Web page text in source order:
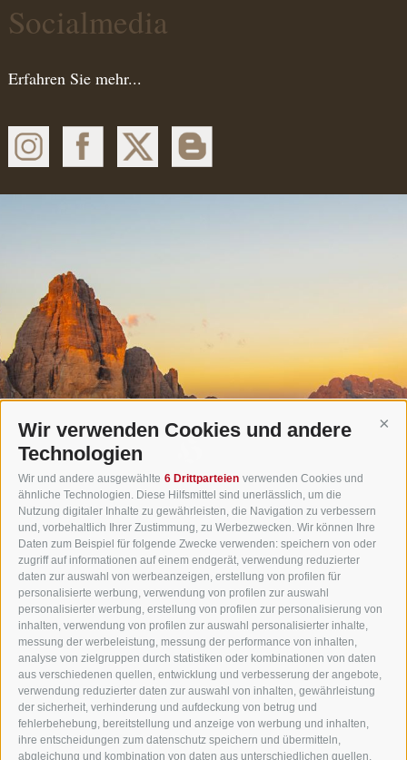
Wir verwenden Cookies und andere
Technologien
Wir und andere ausgewählte 6 Drittparteien verwenden Cookies und
ähnliche Technologien. Diese Hilfsmittel sind unerlässlich, um die
Nutzung digitaler Inhalte zu gewährleisten, die Navigation zu verbessern
und, vorbehaltlich Ihrer Zustimmung, zu Werbezwecken. Wir können Ihre
Daten zum Beispiel für folgende Zwecke verwenden: speichern von oder
zugriff auf informationen auf einem endgerät, verwendung reduzierter
daten zur auswahl von werbeanzeigen, erstellung von profilen für
personalisierte werbung, verwendung von profilen zur auswahl
personalisierter werbung, erstellung von profilen zur personalisierung von
inhalten, verwendung von profilen zur auswahl personalisierter inhalte,
messung der werbeleistung, messung der performance von inhalten,
analyse von zielgruppen durch statistiken oder kombinationen von daten
aus verschiedenen quellen, entwicklung und verbesserung der angebote,
verwendung reduzierter daten zur auswahl von inhalten, gewährleistung
der sicherheit, verhinderung und aufdeckung von betrug und
fehlerbehebung, bereitstellung und anzeige von werbung und inhalten,
ihre entscheidungen zum datenschutz speichern und übermitteln,
abgleichung und kombination von daten aus unterschiedlichen quellen,
Socialmedia
Erfahren Sie mehr...
Gasthof Huber in Prags
Innerprags 6 - 39030 Prags - Hochpustertal - Pustertal -
Dolomiten - Südtirol
Tel.+39 0474 748 670- Fax+39 0474 749 291
info@gasthof-huber.it
IMPRESSUM SITEMAP COOKIE-RICHTLINIE PRIVACY Cookie Präferenzen